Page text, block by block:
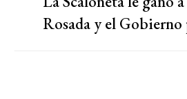
Rosada y el